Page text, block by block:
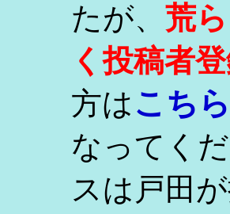
たが、 荒
く投稿者
方はこちら
なってく
スは戸田